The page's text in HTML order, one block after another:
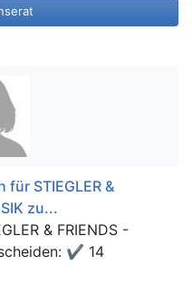
STIEGLER &
zu...
& FRIENDS -
✔ 14